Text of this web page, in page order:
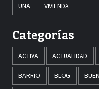
UNA VIVIENDA
Categorías
ACTIVA ACTUALIDAD
BARRIO BLOG